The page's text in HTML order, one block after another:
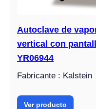
Autoclave de
vertical con
YR06944
Fabricante : Kalstein
Ver producto